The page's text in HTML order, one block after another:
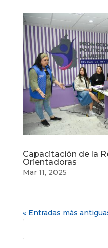
Capacitación de la
Orientadoras
Mar 11, 2025
« Entradas más